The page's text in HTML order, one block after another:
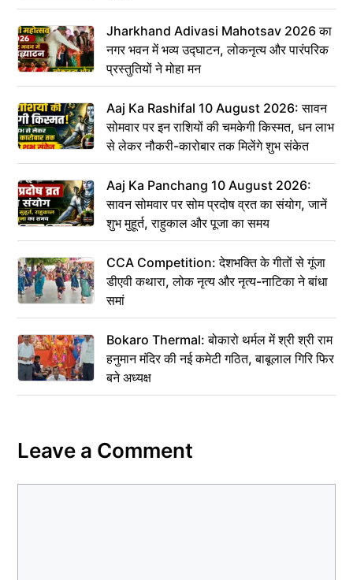
Jharkhand Adivasi Mahotsav 2026 का
नगर भवन में भव्य उद्घाटन, लोकनृत्य और पारंपरिक
प्रस्तुतियों ने मोहा मन
Aaj Ka Rashifal 10 August 2026: सावन
सोमवार पर इन राशियों की चमकेगी किस्मत, धन लाभ
से लेकर नौकरी-कारोबार तक मिलेंगे शुभ संकेत
Aaj Ka Panchang 10 August 2026:
सावन सोमवार पर सोम प्रदोष व्रत का संयोग, जानें
शुभ मुहूर्त, राहुकाल और पूजा का समय
CCA Competition: देशभक्ति के गीतों से गूंजा
डीएवी कथारा, लोक नृत्य और नृत्य-नाटिका ने बांधा
समां
Bokaro Thermal: बोकारो थर्मल में श्री श्री राम
हनुमान मंदिर की नई कमेटी गठित, बाबूलाल गिरि फिर
बने अध्यक्ष
Leave a Comment